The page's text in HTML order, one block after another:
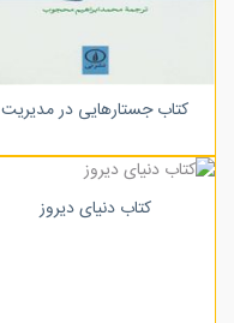
کتاب جستارهایی در مدیریت
کتاب دنیای دیروز